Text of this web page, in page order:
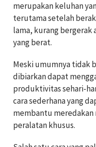
merupakan keluhan
terutama setelah
lama, kurang bergerak
yang berat.
Meski umumnya tidak
dibiarkan dapat
produktivitas sehari-
cara sederhana yang
membantu meredakan
peralatan khusus.